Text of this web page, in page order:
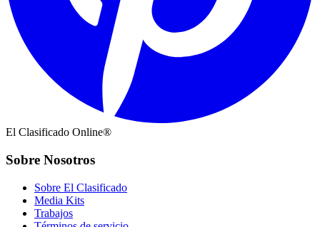
El Clasificado Online®
Sobre Nosotros
Sobre El Clasificado
Media Kits
Trabajos